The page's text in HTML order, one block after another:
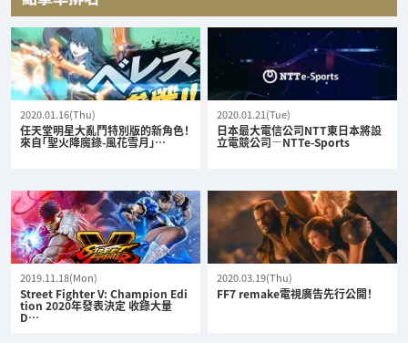
2020.01.16(Thu)
任天堂明星大亂鬥特別版的新角色！
來自「聖火降魔錄-風花雪月」…
2020.01.21(Tue)
日本最大電信公司NTT東日本將設
立電競公司—NTTe-Sports
2019.11.18(Mon)
Street Fighter V: Champion Edi
tion 2020年發表決定 收錄大量
D…
2020.03.19(Thu)
FF7 remake電視廣告先行公開！